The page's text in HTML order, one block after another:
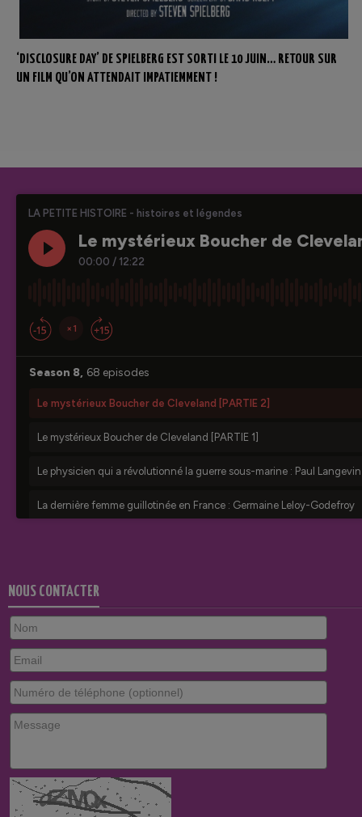
‘DISCLOSURE DAY’ DE SPIELBERG EST SORTI LE 10 JUIN… RETOUR SUR
UN FILM QU’ON ATTENDAIT IMPATIEMMENT !
NOUS CONTACTER